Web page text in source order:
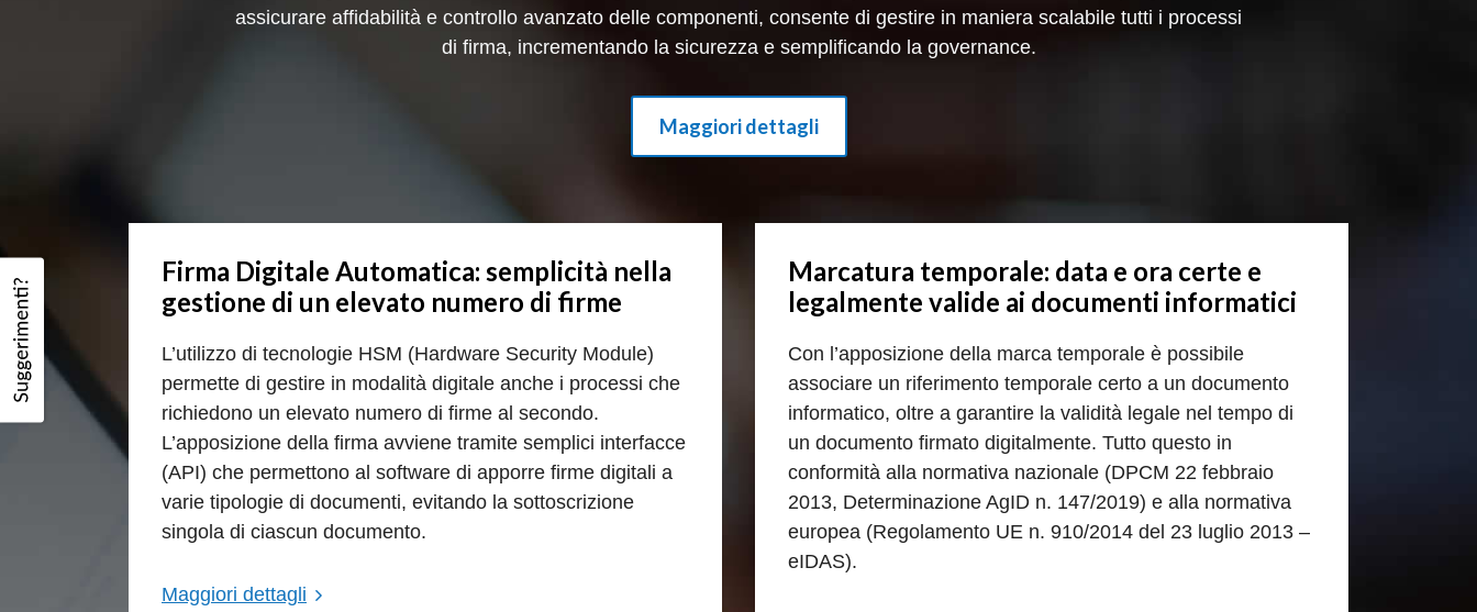
assicurare affidabilità e controllo avanzato delle componenti, consente di gestire in maniera scalabile tutti i processi
di firma, incrementando la sicurezza e semplificando la governance.
Maggiori dettagli
Firma Digitale Automatica: semplicità nella
gestione di un elevato numero di firme
L’utilizzo di tecnologie HSM (Hardware Security Module)
permette di gestire in modalità digitale anche i processi che
richiedono un elevato numero di firme al secondo.
L’apposizione della firma avviene tramite semplici interfacce
(API) che permettono al software di apporre firme digitali a
varie tipologie di documenti, evitando la sottoscrizione
singola di ciascun documento.
Maggiori dettagli
Marcatura temporale: data e ora certe e
legalmente valide ai documenti informatici
Con l’apposizione della marca temporale è possibile
associare un riferimento temporale certo a un documento
informatico, oltre a garantire la validità legale nel tempo di
un documento firmato digitalmente. Tutto questo in
conformità alla normativa nazionale (DPCM 22 febbraio
2013, Determinazione AgID n. 147/2019) e alla normativa
europea (Regolamento UE n. 910/2014 del 23 luglio 2013 –
eIDAS).